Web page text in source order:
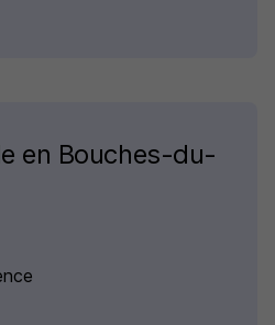
en Bouches-du-